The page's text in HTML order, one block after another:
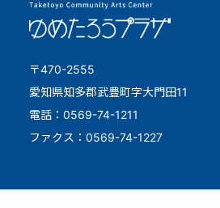
〒470-2555
愛知県知多郡武豊町字大門田11
電話：0569-74-1211
ファクス：0569-74-1227